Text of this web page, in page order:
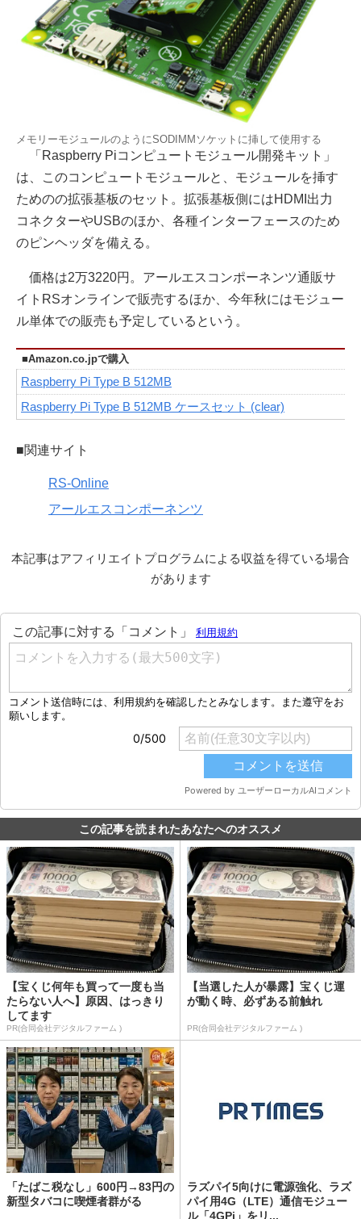
メモリーモジュールのようにSODIMMソケットに挿して使用する
「Raspberry Piコンピュートモジュール開発キット」
は、このコンピュートモジュールと、モジュールを挿す
ためのの拡張基板のセット。拡張基板側にはHDMI出力
コネクターやUSBのほか、各種インターフェースのため
のピンヘッダを備える。
価格は2万3220円。アールエスコンポーネンツ通販サ
イトRSオンラインで販売するほか、今年秋にはモジュー
ル単体での販売も予定しているという。
■Amazon.co.jpで購入
Raspberry Pi Type B 512MB
Raspberry Pi Type B 512MB ケースセット (clear)
■関連サイト
RS-Online
アールエスコンポーネンツ
本記事はアフィリエイトプログラムによる収益を得ている場合
があります
この記事を読まれたあなたへのオススメ
【宝くじ何年も買って一度も当
たらない人へ】原因、はっきり
してます
PR(合同会社デジタルファーム )
【当選した人が暴露】宝くじ運
が動く時、必ずある前触れ
PR(合同会社デジタルファーム )
「たばこ税なし」600円→83円の
新型タバコに喫煙者群がる
ラズパイ5向けに電源強化、ラズ
パイ用4G（LTE）通信モジュー
ル「4GPi」をリ...